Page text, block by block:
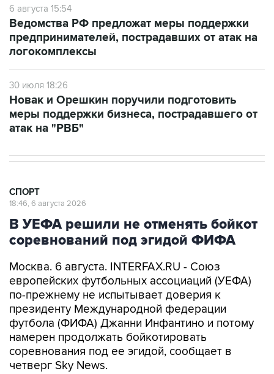
6 августа 15:54
Ведомства РФ предложат меры поддержки
предпринимателей, пострадавших от атак на
логокомплексы
30 июля 18:26
Новак и Орешкин поручили подготовить
меры поддержки бизнеса, пострадавшего от
атак на "РВБ"
СПОРТ
18:46, 6 августа 2026
В УЕФА решили не отменять бойкот
соревнований под эгидой ФИФА
Москва. 6 августа. INTERFAX.RU - Союз
европейских футбольных ассоциаций (УЕФА)
по-прежнему не испытывает доверия к
президенту Международной федерации
футбола (ФИФА) Джанни Инфантино и потому
намерен продолжать бойкотировать
соревнования под ее эгидой, сообщает в
четверг Sky News.